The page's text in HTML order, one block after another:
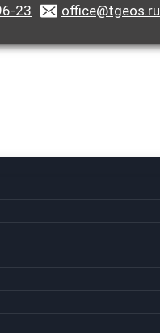
23 office@tgeos.ru